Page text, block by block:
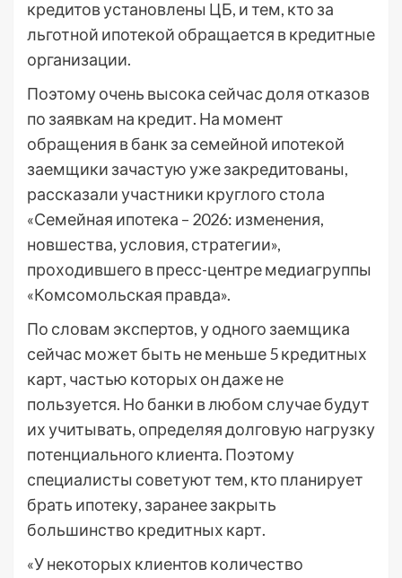
кредитов установлены ЦБ, и тем, кто за
льготной ипотекой обращается в кредитные
организации.
Поэтому очень высока сейчас доля отказов
по заявкам на кредит. На момент
обращения в банк за семейной ипотекой
заемщики зачастую уже закредитованы,
рассказали участники круглого стола
«Семейная ипотека – 2026: изменения,
новшества, условия, стратегии»,
проходившего в пресс-центре медиагруппы
«Комсомольская правда».
По словам экспертов, у одного заемщика
сейчас может быть не меньше 5 кредитных
карт, частью которых он даже не
пользуется. Но банки в любом случае будут
их учитывать, определяя долговую нагрузку
потенциального клиента. Поэтому
специалисты советуют тем, кто планирует
брать ипотеку, заранее закрыть
большинство кредитных карт.
«У некоторых клиентов количество